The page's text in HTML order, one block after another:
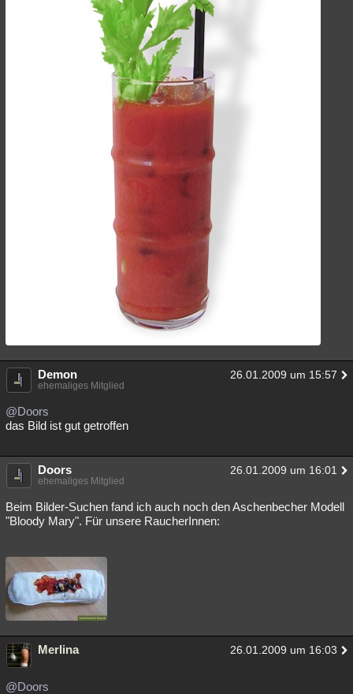
Demon 26.01.2009 um 15:57
ehemaliges Mitglied
@Doors
das Bild ist gut getroffen
Doors 26.01.2009 um 16:01
ehemaliges Mitglied
Beim Bilder-Suchen fand ich auch noch den Aschenbecher Modell
"Bloody Mary". Für unsere RaucherInnen:
Merlina 26.01.2009 um 16:03
@Doors